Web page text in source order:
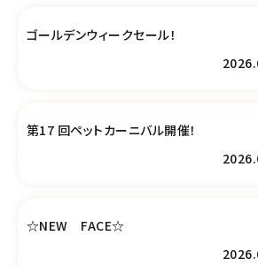
ゴールデンウィークセール！
第17 回ペットカーニバル開催！
☆NEW FACE☆